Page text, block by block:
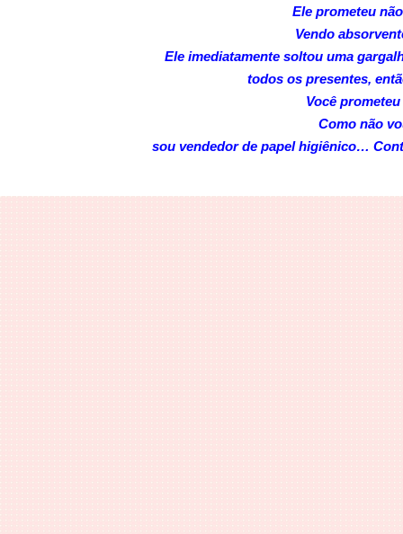
Ele prometeu
Vendo
Ele imediatamente soltou uma
todos os presentes,
Você
Como não
sou vendedor de papel higiênico…